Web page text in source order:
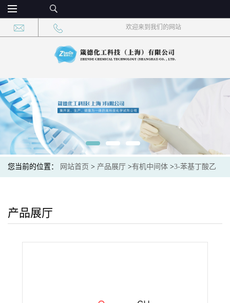
欢迎来到我们的网站
您当前的位置： 网站首页 > 产品展厅 >有机中间体 >3-苯基丁酸乙
产品展厅